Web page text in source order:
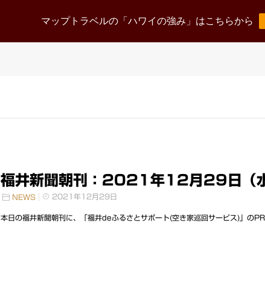
マップトラベルの「ハワイの強み」はこちらから
News Release Business corporate
採用情報
Recruit
福井新聞朝刊：2021年12月29日（
NEWS 2021年12月29日
本日の福井新聞朝刊に、「福井deふるさとサポート(空き家巡回サービス)」のPR